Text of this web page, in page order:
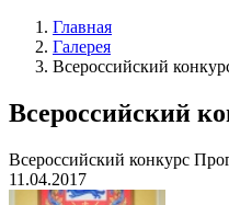
Главная
Галерея
Всероссийский
Всероссийский
Всероссийский конкурс
11.04.2017